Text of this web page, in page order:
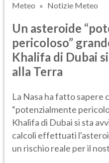
Meteo Notizie Meteo
Un asteroide
pericoloso”
Khalifa di Dubai
alla Terra
La Nasa ha fatto sapere
“potenzialmente
Khalifa di Dubai si sta
calcoli effettuati
un rischio reale per il